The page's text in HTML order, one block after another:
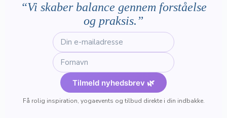
“Vi skaber balance gennem forståelse
og praksis.”
Tilmeld nyhedsbrev 🌿
Få rolig inspiration, yogaevents og tilbud direkte i din indbakke.